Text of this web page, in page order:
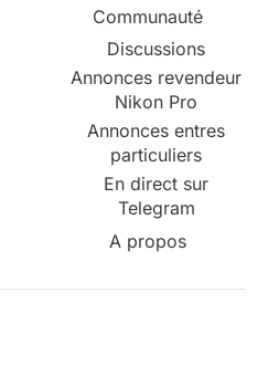
Communauté
Discussions
Annonces revendeur
Nikon Pro
Annonces entres
particuliers
En direct sur
Telegram
A propos